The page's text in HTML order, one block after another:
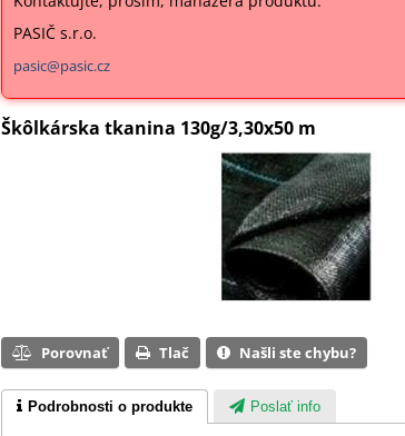
PASIČ s.r.o.
pasic@pasic.cz
Škôlkárska tkanina 130g/3,30x50 m
Porovnať Tlač Našli ste chybu?
Podrobnosti o produkte Poslať info